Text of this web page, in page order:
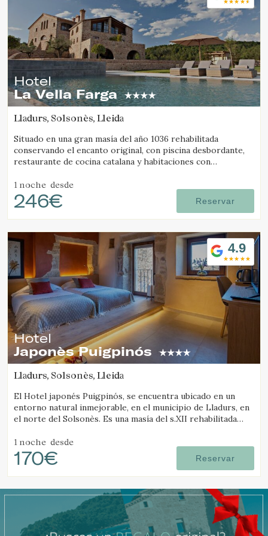
Hotel
La Vella Farga
Lladurs, Solsonès, Lleida
Situado en una gran masía del año 1036 rehabilitada
conservando el encanto original, con piscina desbordante,
restaurante de cocina catalana y habitaciones con
lujo.
1 noche desde
246€ Reservar
4.9
Hotel
Japonès Puigpinós
Lladurs, Solsonès, Lleida
El Hotel japonés Puigpinós, se encuentra ubicado en un
entorno natural inmejorable, en el municipio de Lladurs, en
el norte del Solsonès. Es una masía del s.XII rehabilitada
diseño y ambientación minimalista y elegante de estilo
japonés.
1 noche desde
170€ Reservar
Estas cookies son utilizadas para almacenar información
sobre las preferencias y elecciones personales del usuario
a través de la observación continuada de sus hábitos de
navegación. Gracias a ellas, podemos conocer los hábitos
de navegación en el sitio web y mostrar publicidad
relacionada con el perfil de navegación del usuario.